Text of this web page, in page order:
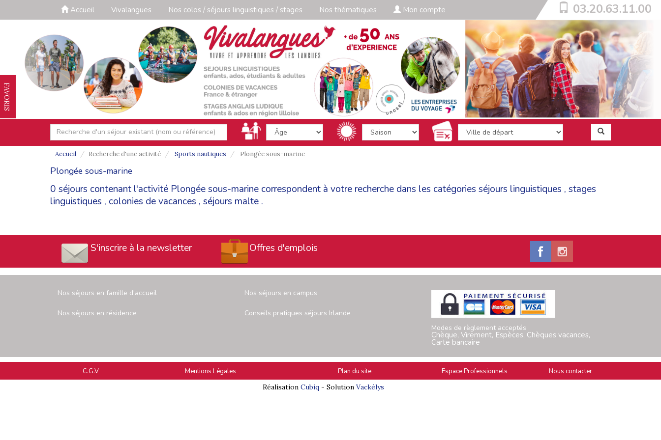
Accueil Vivalangues Nos colos / séjours linguistiques / stages Nos thématiques Mon compte 03.20.63.11.00
FAVORIS
Accueil Recherche d'une activité Sports nautiques Plongée sous-marine
Plongée sous-marine
0 séjours contenant l'activité Plongée sous-marine correspondent à votre recherche dans les catégories séjours linguistiques , stages
linguistiques , colonies de vacances , séjours malte .
S'inscrire à la newsletter Offres d'emplois
Nos séjours en famille d'accueil
Nos séjours en résidence
Nos séjours en campus
Conseils pratiques séjours Irlande
Modes de règlement acceptés
Chèque, Virement, Espèces, Chèques vacances,
Carte bancaire
C.G.V Mentions Légales Plan du site Espace Professionnels
Nous contacter
Réalisation Cubiq- Solution Vackélys